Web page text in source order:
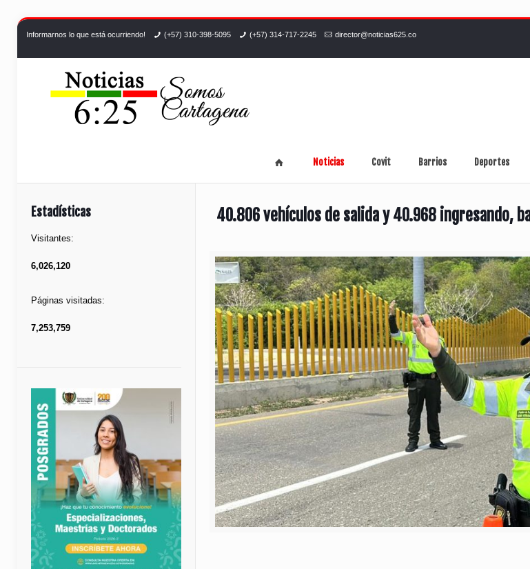
Informarnos lo que está ocurriendo! (+57) 310-398-5095 (+57) 314-717-2245 director@noticias625.co
Noticias Covit Barrios Deportes
40.806 vehículos de salida y 40.968 ingresando,
Estadísticas
Visitantes:
6,026,120
Páginas visitadas:
7,253,759